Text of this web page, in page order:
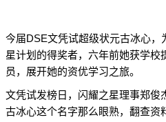
今届DSE文凭试超级状元古冰心，
星计划的得奖者，六年前她获学校
员，展开她的资优学习之旅。
文凭试发榜日，闪耀之星理事郑俊
古冰心这个名字那么眼熟，翻查资